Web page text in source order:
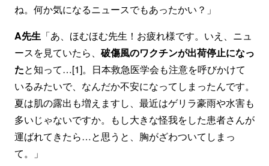
ね。何か気になるニュースでもあったかい？」
A先生 「あ、ほむほむ先生！お疲れ様です。いえ、ニュ
ースを見ていたら、 破傷風のワクチンが出荷停止になっ
たと知って…[1]。日本救急医学会も注意を呼びかけて
いるみたいで、なんだか不安になってしまったんです。
夏は肌の露出も増えますし、最近はゲリラ豪雨や水害も
多いじゃないですか。もし大きな怪我をした患者さんが
運ばれてきたら…と思うと、胸がざわついてしまっ
て。」